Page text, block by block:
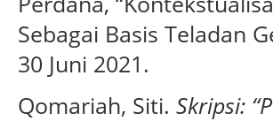
Sebagai Basis Teladan
30 Juni 2021.
Qomariah, Siti. Skripsi: